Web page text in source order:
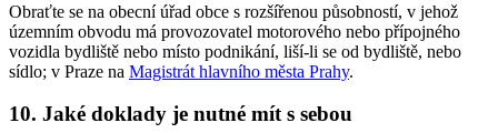
Obraťte se na obecní úřad obce s rozšířenou působností, v jehož
územním obvodu má provozovatel motorového nebo přípojného
vozidla bydliště nebo místo podnikání, liší-li se od bydliště, nebo
sídlo; v Praze na Magistrát hlavního města Prahy.
10. Jaké doklady je nutné mít s sebou